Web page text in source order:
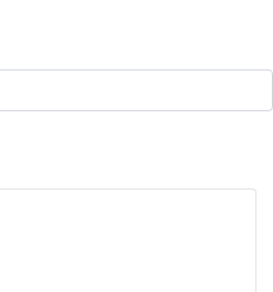
Ricerca -